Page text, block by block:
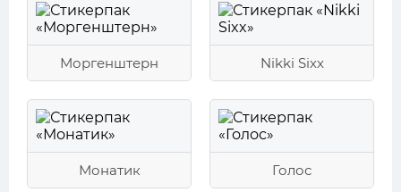
Моргенштерн Nikki Sixx
Монатик Голос